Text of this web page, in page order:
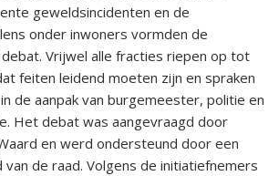
geweldsincidenten en de
onder inwoners vormden de
Vrijwel alle fracties riepen op tot
feiten leidend moeten zijn en spraken
de aanpak van burgemeester, politie en
Het debat was aangevraagd door
en werd ondersteund door een
de raad. Volgens de initiatiefnemers